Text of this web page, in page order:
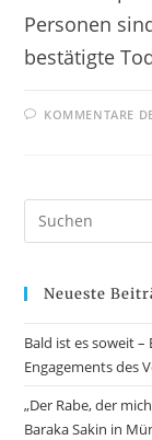
Personen
bestätigte
KOMMENTARE
Neueste
Bald ist es soweit
Engagements des
„Der Rabe, der
Baraka Sakin in